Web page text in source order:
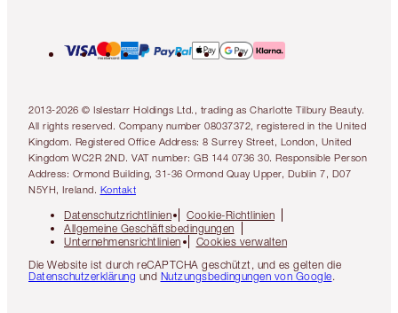
2013-2026 © Islestarr Holdings Ltd., trading as Charlotte Tilbury Beauty.
All rights reserved. Company number 08037372, registered in the United
Kingdom. Registered Office Address: 8 Surrey Street, London, United
Kingdom WC2R 2ND. VAT number: GB 144 0736 30. Responsible Person
Address: Ormond Building, 31-36 Ormond Quay Upper, Dublin 7, D07
N5YH, Ireland. Kontakt
Datenschutzrichtlinien
Cookie-Richtlinien
Allgemeine Geschäftsbedingungen
Unternehmensrichtlinien
Cookies verwalten
Die Website ist durch reCAPTCHA geschützt, und es gelten die
Datenschutzerklärung und Nutzungsbedingungen von Google.